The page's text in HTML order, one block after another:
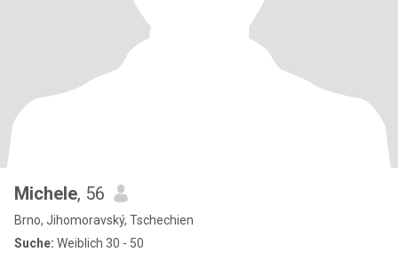
Michele, 56
Brno, Jihomoravský, Tschechien
Suche: Weiblich 30 - 50